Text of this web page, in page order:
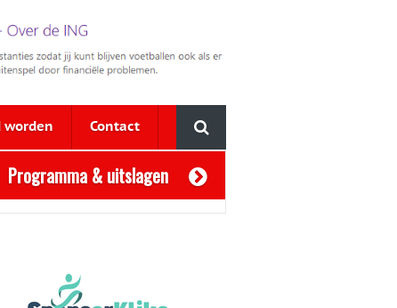
worden Contact
Programma & uitslagen